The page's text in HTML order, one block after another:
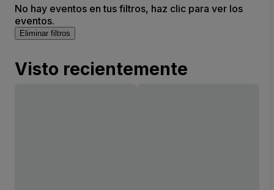
No hay eventos en tus filtros, haz clic para ver los
eventos.
Eliminar filtros
Visto recientemente